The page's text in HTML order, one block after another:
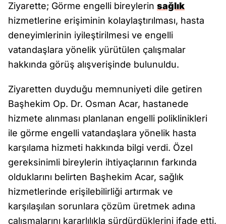
Ziyarette; Görme engelli bireylerin sağlık
hizmetlerine erişiminin kolaylaştırılması, hasta
deneyimlerinin iyileştirilmesi ve engelli
vatandaşlara yönelik yürütülen çalışmalar
hakkında görüş alışverişinde bulunuldu.
Ziyaretten duyduğu memnuniyeti dile getiren
Başhekim Op. Dr. Osman Acar, hastanede
hizmete alınması planlanan engelli poliklinikleri
ile görme engelli vatandaşlara yönelik hasta
karşılama hizmeti hakkında bilgi verdi. Özel
gereksinimli bireylerin ihtiyaçlarının farkında
olduklarını belirten Başhekim Acar, sağlık
hizmetlerinde erişilebilirliği artırmak ve
karşılaşılan sorunlara çözüm üretmek adına
çalışmalarını kararlılıkla sürdürdüklerini ifade etti.